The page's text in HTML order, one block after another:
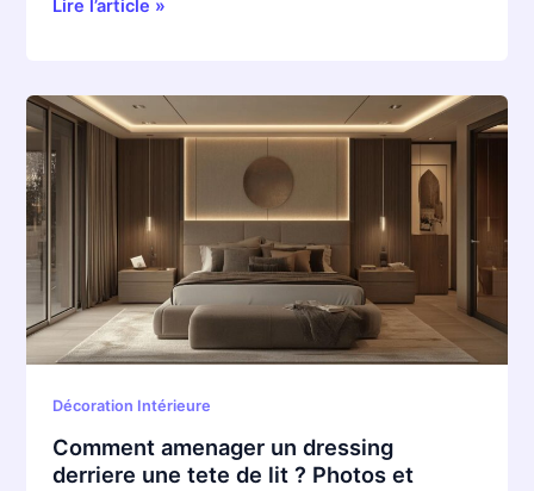
Lire l’article »
Décoration Intérieure
Comment amenager un dressing
derriere une tete de lit ? Photos et
Comment
amenager
un
dressing
derriere
une
tete
de
lit
?
Photos
conseils
via